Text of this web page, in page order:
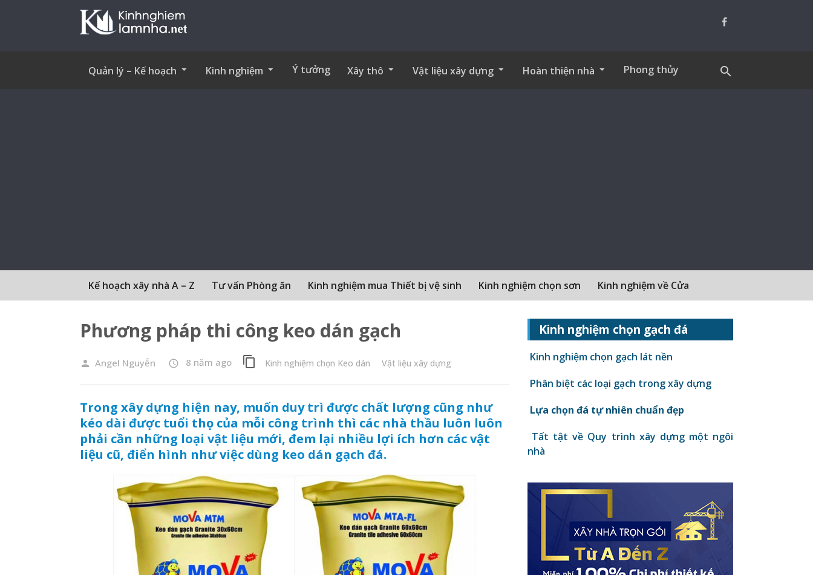
Quản lý – Kế hoạch Kinh nghiệm Ý tưởng Xây thô Vật liệu xây dựng Hoàn thiện nhà Phong thủy search
Kế hoạch xây nhà A – Z Tư vấn Phòng ăn Kinh nghiệm mua Thiết bị vệ sinh Kinh nghiệm chọn sơn Kinh nghiệm về Cửa
Phương pháp thi công keo dán gạch
person Angel Nguyễn access_time 8 năm ago content_copy Kinh nghiệm chọn Keo dán Vật liệu xây dựng
Trong xây dựng hiện nay, muốn duy trì được chất lượng cũng như
kéo dài được tuổi thọ của mỗi công trình thì các nhà thầu luôn luôn
phải cần những loại vật liệu mới, đem lại nhiều lợi ích hơn các vật
liệu cũ, điển hình như việc dùng keo dán gạch đá.
Kinh nghiệm chọn gạch đá
Kinh nghiệm chọn gạch lát nền
Phân biệt các loại gạch trong xây dựng
Lựa chọn đá tự nhiên chuẩn đẹp
Tất tật về Quy trình xây dựng một ngôi
nhà